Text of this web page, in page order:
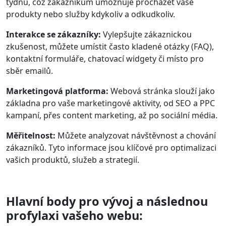
produkty nebo služby kdykoliv a odkudkoliv.
Interakce se zákazníky: Vylepšujte zákaznickou
zkušenost, můžete umístit často kladené otázky (FAQ),
kontaktní formuláře, chatovací widgety či místo pro
sběr emailů.
Marketingová platforma: Webová stránka slouží jako
základna pro vaše marketingové aktivity, od SEO a PPC
kampaní, přes content marketing, až po sociální média.
Měřitelnost: Můžete analyzovat návštěvnost a chování
zákazníků. Tyto informace jsou klíčové pro optimalizaci
vašich produktů, služeb a strategií.
Hlavní body pro vývoj a následnou
profylaxi vašeho webu: